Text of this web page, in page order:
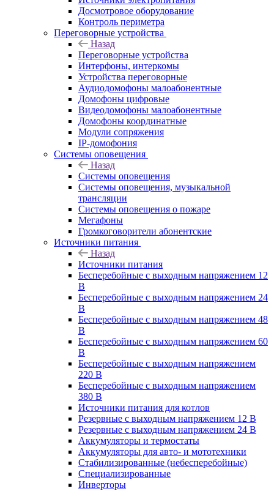
Досмотровое оборудование
Контроль периметра
Переговорные устройства
Назад
Переговорные устройства
Интерфоны, интеркомы
Устройства переговорные
Аудиодомофоны малоабонентные
Домофоны цифровые
Видеодомофоны малоабонентные
Домофоны координатные
Модули сопряжения
IP-домофония
Системы оповещения
Назад
Системы оповещения
Системы оповещения, музыкальной
трансляции
Системы оповещения о пожаре
Мегафоны
Громкоговорители абонентские
Источники питания
Назад
Источники питания
Бесперебойные с выходным напряжением 12
В
Бесперебойные с выходным напряжением 24
В
Бесперебойные с выходным напряжением 48
В
Бесперебойные с выходным напряжением 60
В
Бесперебойные с выходным напряжением
220 В
Бесперебойные с выходным напряжением
380 В
Источники питания для котлов
Резервные с выходным напряжением 12 В
Резервные с выходным напряжением 24 В
Аккумуляторы и термостаты
Аккумуляторы для авто- и мототехники
Стабилизированные (небесперебойные)
Специализированные
Инверторы